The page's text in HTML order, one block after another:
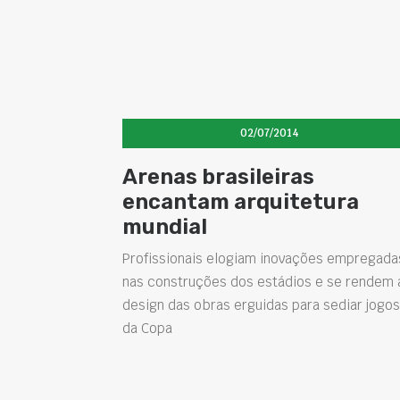
02/07/2014
Arenas brasileiras
encantam arquitetura
mundial
Profissionais elogiam inovações
nas construções dos estádios e se rendem
design das obras erguidas para sediar jogos
da Copa